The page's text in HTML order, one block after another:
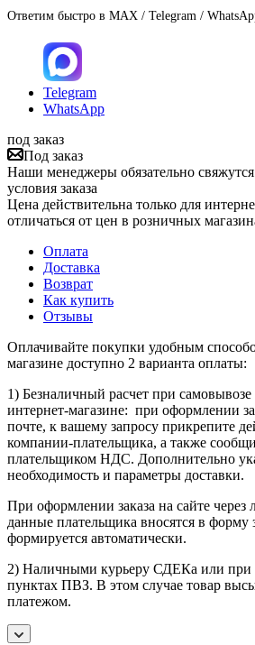
Ответим быстро в MAX / Telegram /
Telegram
WhatsApp
под заказ
Под заказ
Наши менеджеры обязательно
условия заказа
Цена действительна только для
отличаться от цен в розничных
Оплата
Доставка
Возврат
Как купить
Отзывы
Оплачивайте покупки удобным
магазине доступно 2 варианта оплаты:
1) Безналичный расчет при
интернет-магазине: при оформлении
почте, к вашему запросу прикрепите
компании-плательщика, а также
плательщиком НДС. Дополнительно
необходимость и параметры доставки.
При оформлении заказа на сайте через
данные плательщика вносятся в форму
формируется автоматически.
2) Наличными курьеру СДЕКа или при
пунктах ПВЗ. В этом случае товар
платежом.